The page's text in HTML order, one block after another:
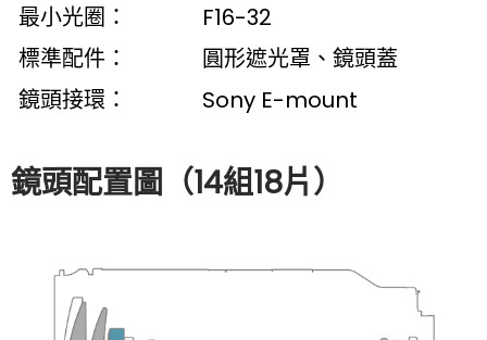
最小光圈：
F16-32
標準配件：
圓形遮光罩、鏡頭蓋
鏡頭接環：
Sony E-mount
鏡頭配置圖（14組18片）